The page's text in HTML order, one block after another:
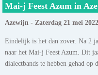
Mai-j Feest Azum in
Azewijn - Zaterdag 21 mei 2022
Eindelijk is het dan zover. Na 2
naar het Mai-j Feest Azum. Dit
dialectbands te hebben gehad op